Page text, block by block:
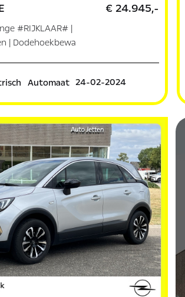
#RIJKLAAR# |
| Dodehoekbewa
€ 24.945,-
Automaat 24-02-2024